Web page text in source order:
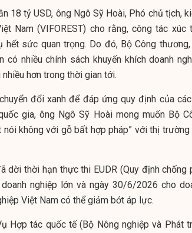
18 tỷ USD, ông Ngô Sỹ Hoài, Phó chủ tịch,
Nam (VIFOREST) cho rằng, công tác xúc
sức quan trọng. Do đó, Bộ Công
nhiều chính sách khuyến khích doanh
hơn trong thời gian tới.
đổi xanh để đáp ứng quy định của
gia, ông Ngô Sỹ Hoài mong muốn Bộ
không với gỗ bất hợp pháp” với thị trường
dời thời hạn thực thi EUDR (Quy định chống
nghiệp lớn và ngày 30/6/2026 cho
Việt Nam có thể giảm bớt áp lực.
Hợp tác quốc tế (Bộ Nông nghiệp và Phát